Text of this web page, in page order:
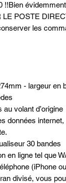
!!Bien
POSTE
les
- largeur en
volant d’origine
données
30 bandes
en ligne tel que
(iPhone
divisé, vous